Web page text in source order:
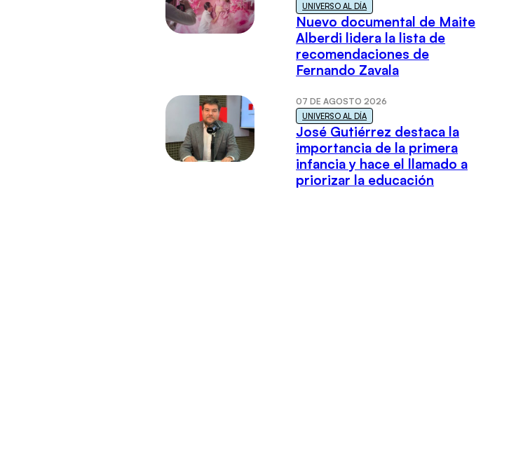
UNIVERSO AL DÍA
Nuevo documental de Maite
Alberdi lidera la lista de
recomendaciones de
Fernando Zavala
07 DE AGOSTO 2026
UNIVERSO AL DÍA
José Gutiérrez destaca la
importancia de la primera
infancia y hace el llamado a
priorizar la educación